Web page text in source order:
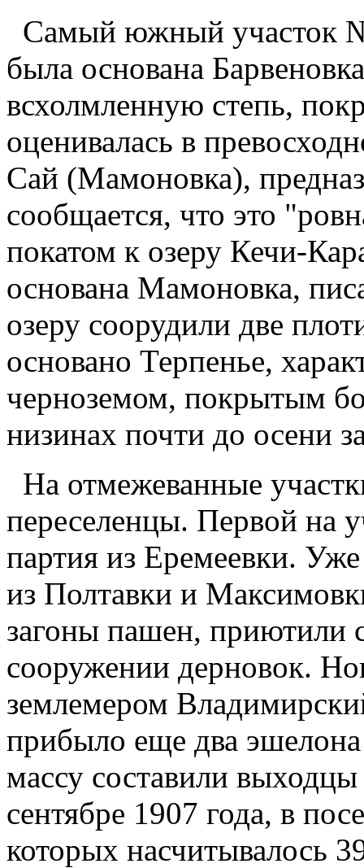
Самый южный участок
была основана
всхолмленную степь,
оценивалась в
Сай (Мамоновка),
сообщается, что это
покатом к озеру Кечи-
основана Мамоновка,
озеру соорудили две
основано Терпенье,
черноземом, покрытым
низинах почти до осени
На отмежеванные
переселенцы. Первой на
партия из Еремеевки.
из Полтавки и
загоны пашен, приютили
сооружении дерновок.
землемером
прибыло еще два
массу составили
сентябре 1907 года, в
которых насчитывалось